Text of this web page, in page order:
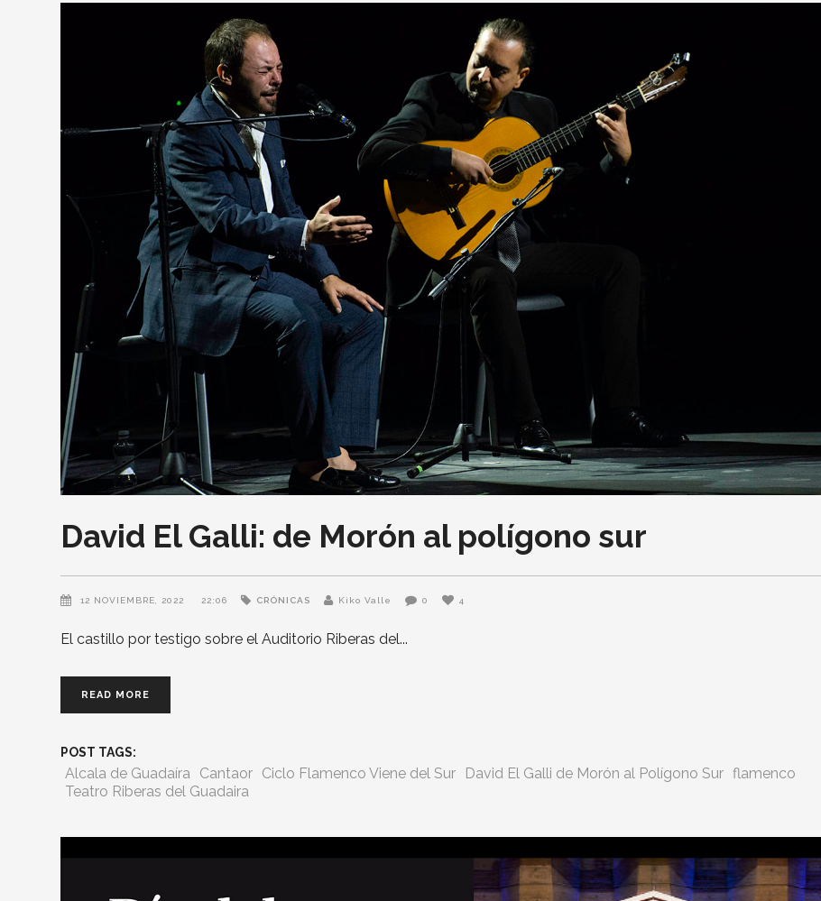
David El Galli: de Morón al polígono sur
12 NOVIEMBRE, 2022 22:06 CRÓNICAS Kiko Valle 0 4
El castillo por testigo sobre el Auditorio Riberas del
READ MORE
POST TAGS:
Alcala de Guadaíra Cantaor Ciclo Flamenco Viene del Sur David El Galli de Morón al Polígono Sur flamenco
Teatro Riberas del Guadaira